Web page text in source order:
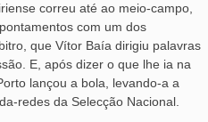
correu até ao meio-campo,
com um dos
que Vítor Baía dirigiu palavras
E, após dizer o que lhe ia na
lançou a bola, levando-a a
redes da Selecção Nacional.